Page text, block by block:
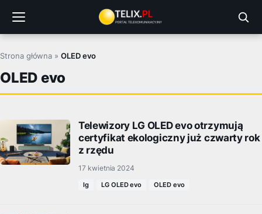
treści
Strona główna »OLED evo
OLED evo
Telewizory LG OLED evo otrzymują
certyfikat ekologiczny już czwarty rok
z rzędu
17 kwietnia 2024
lg LG OLED evo OLED evo